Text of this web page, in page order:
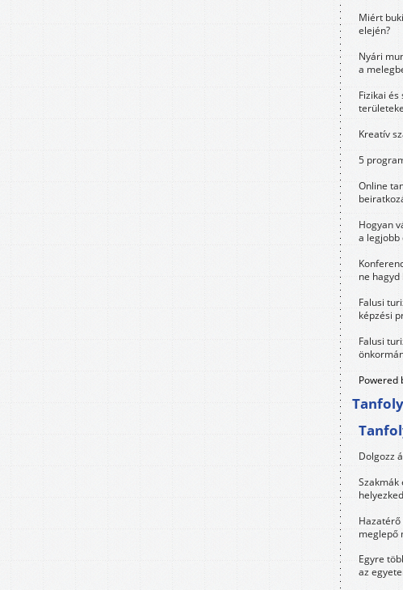
Miért
elején?
Nyári
a
Fizikai
Kreatív
5
Online
Hogyan
a legjobb
ne hagyd
Falusi
képzési
Falusi
Powered
Dolgozz
Szakmák
meglepő
Egyre
az